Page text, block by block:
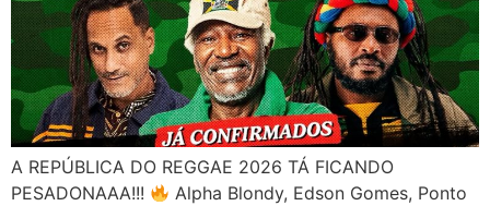
A REPÚBLICA DO REGGAE 2026 TÁ FICANDO
PESADONAAA!!!
Alpha Blondy, Edson Gomes, Ponto